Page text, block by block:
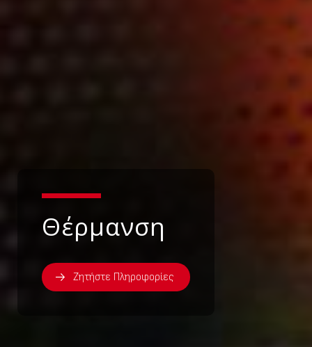
Θέρμανση
Ζητήστε Πληροφορίες